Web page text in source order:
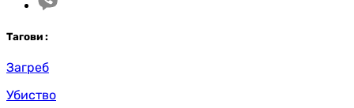
Тагови :
Загреб
Убиство